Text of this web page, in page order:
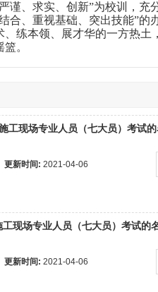
谨、求实、创新”为校训，充
合、重视基础、突出技能”的
、练本领、展才华的一方热土
。
工现场专业人员（七大员）考试
更新时间: 2021-04-06
现场专业人员（七大员）考试的
更新时间: 2021-04-06